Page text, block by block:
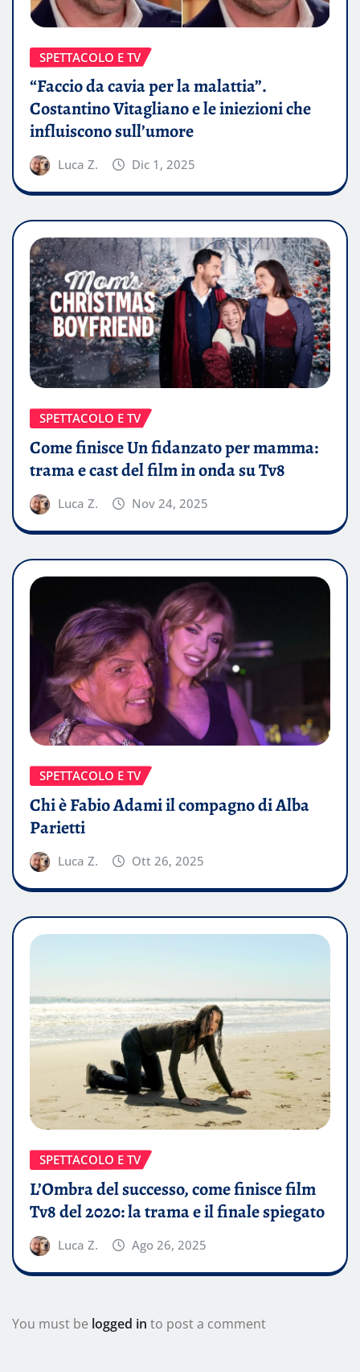
SPETTACOLO E TV
“Faccio da cavia per la malattia”.
Costantino Vitagliano e le iniezioni che
influiscono sull’umore
Luca Z. Dic 1, 2025
SPETTACOLO E TV
Come finisce Un fidanzato per mamma:
trama e cast del film in onda su Tv8
Luca Z. Nov 24, 2025
SPETTACOLO E TV
Chi è Fabio Adami il compagno di Alba
Parietti
Luca Z. Ott 26, 2025
SPETTACOLO E TV
L’Ombra del successo, come finisce film
Tv8 del 2020: la trama e il finale spiegato
Luca Z. Ago 26, 2025
You must be logged in to post a comment